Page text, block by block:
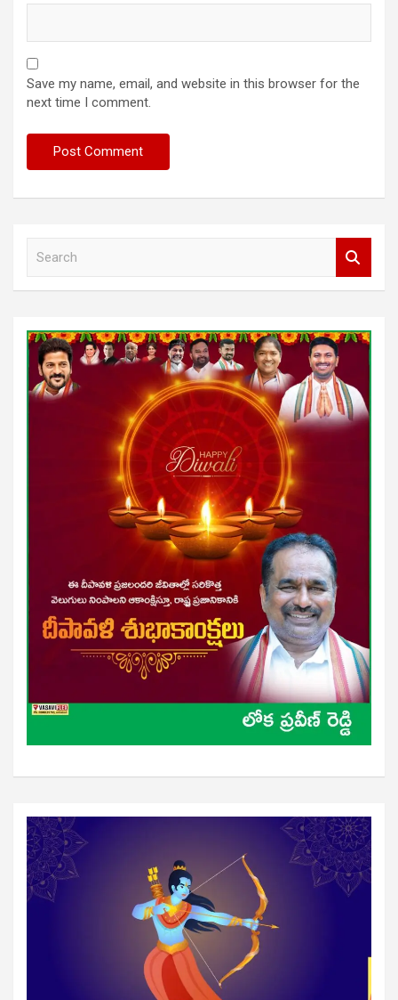
Save my name, email, and website in this browser for the
next time I comment.
h